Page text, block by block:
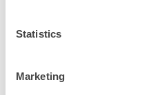
Statistics
Marketing
Dotia Luster Celabrina Hair Claw